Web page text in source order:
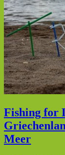
Fishing for
Meer